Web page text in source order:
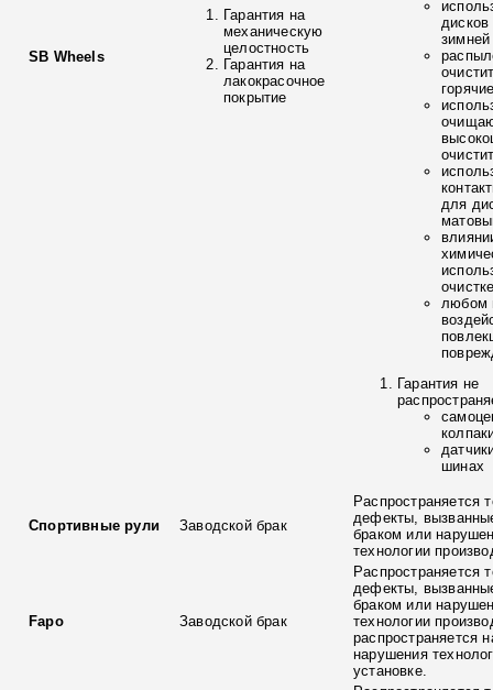
SB Wheels
Гарантия на
механическую
целостность
Гарантия на
лакокрасочное
покрытие
зимней
для
любом
Гарантия не
шинах
Спортивные рули Заводской брак
Распространяется
дефекты,
браком или
технологии
Fapo Заводской брак
Распространяется
дефекты,
браком или
технологии
распространяется
нарушения
установке.